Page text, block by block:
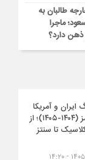
طالبان به
ماجرا
دارد؟
و آمریکا
در تنگه هرمز (۱۴۰۴-۱۴۰۵)؛ از
تا سنتز